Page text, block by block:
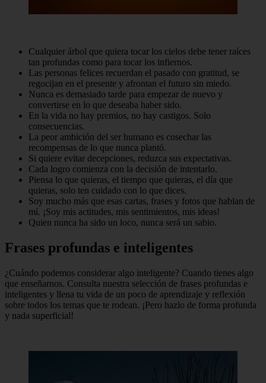
Cualquier árbol que quiera tocar los cielos debe tener raíces
tan profundas como para tocar los infiernos.
Las personas felices recuerdan el pasado con gratitud, se
regocijan en el presente y afrontan el futuro sin miedo.
Nunca es demasiado tarde para empezar de nuevo y
convertirse en lo que deseaba haber sido.
En la vida no hay premios, no hay castigos. Solo
consecuencias.
La peor ambición del ser humano es cosechar las
recompensas de lo que nunca plantó.
Si quiere evitar decepciones, reduzca sus expectativas.
Cada logro comienza con la decisión de intentarlo.
Piensa lo que quieras, el tiempo que quieras, el día que
quieras, solo ten cuidado con lo que dices.
Soy mucho más que esas cartas, frases y fotos que hablan de
mí. ¡Soy mis actitudes, mis sentimientos, mis ideas!
Quien nunca ha sido un loco, nunca será un sabio.
Frases profundas e inteligentes
¿Cuándo podemos considerar algo inteligente? Cuando tienes algo
que enseñarnos. Consulta nuestra selección de frases profundas e
inteligentes y llena tu vida de un poco de aprendizaje y reflexión
sobre todos los temas que te rodean. ¡Pero hazlo de forma profunda
y nada superficial!